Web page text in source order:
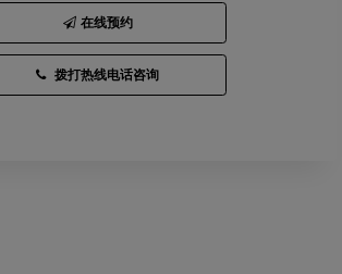
在线预约
拨打热线电话咨询